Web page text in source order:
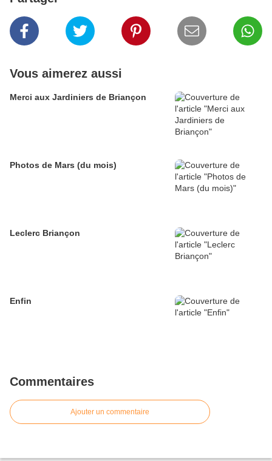
Vous aimerez aussi
Merci aux Jardiniers de Briançon
Photos de Mars (du mois)
Leclerc Briançon
Enfin
Commentaires
Ajouter un commentaire